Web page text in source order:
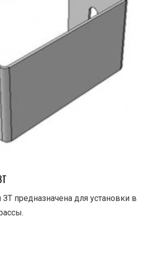
предназначена для установки в